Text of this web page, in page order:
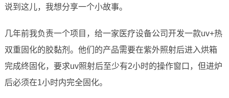
说到这儿，我想分享一个小故事。
几年前我负责一个项目，给一家医疗设备公司开发一款uv+热
双重固化的胶黏剂。他们的产品需要在紫外照射后进入烘箱
完成终固化，要求uv照射后至少有2小时的操作窗口，但进炉
后必须在1小时内完全固化。